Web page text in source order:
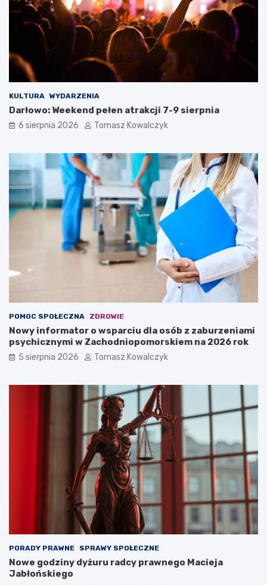
KULTURA WYDARZENIA
Darłowo: Weekend pełen atrakcji 7-9 sierpnia
6 sierpnia 2026 Tomasz Kowalczyk
POMOC SPOŁECZNA ZDROWIE
Nowy informator o wsparciu dla osób z zaburzeniami
psychicznymi w Zachodniopomorskiem na 2026 rok
5 sierpnia 2026 Tomasz Kowalczyk
PORADY PRAWNE SPRAWY SPOŁECZNE
Nowe godziny dyżuru radcy prawnego Macieja
Jabłońskiego